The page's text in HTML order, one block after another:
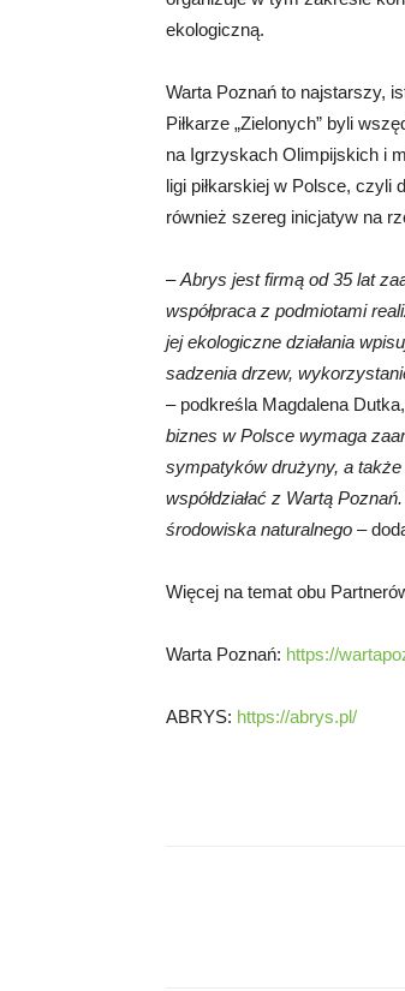
ekologiczną.
Warta Poznań to najstarszy,
Piłkarze „Zielonych” byli
na Igrzyskach Olimpijskich i
ligi piłkarskiej w Polsce,
również szereg inicjatyw na
–Abrys jest firmą od 35 lat
współpraca z podmiotami
jej ekologiczne działania
sadzenia drzew,
– podkreśla Magdalena
biznes w Polsce wymaga
sympatyków drużyny, a
współdziałać z Wartą
środowiska naturalnego –
Więcej na temat obu
Warta Poznań: https://
ABRYS: https://abrys.pl/